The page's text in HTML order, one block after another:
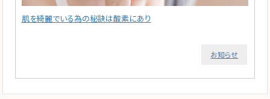
肌を綺麗でいる為の秘訣は酸素にあり
お知らせ